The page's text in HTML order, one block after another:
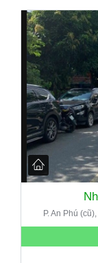
P. An Phú